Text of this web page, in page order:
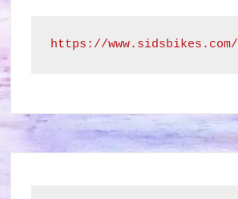
https://www.sidsbikes.com/